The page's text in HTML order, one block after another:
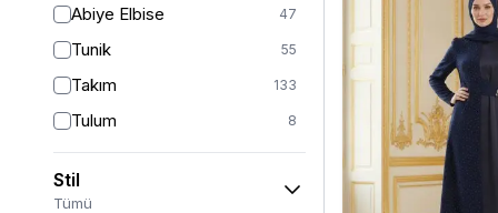
Abiye Elbise 47
Tunik 55
Takım 133
Tulum 8
Pantolon 148
Etek 19
Stil
Tümü